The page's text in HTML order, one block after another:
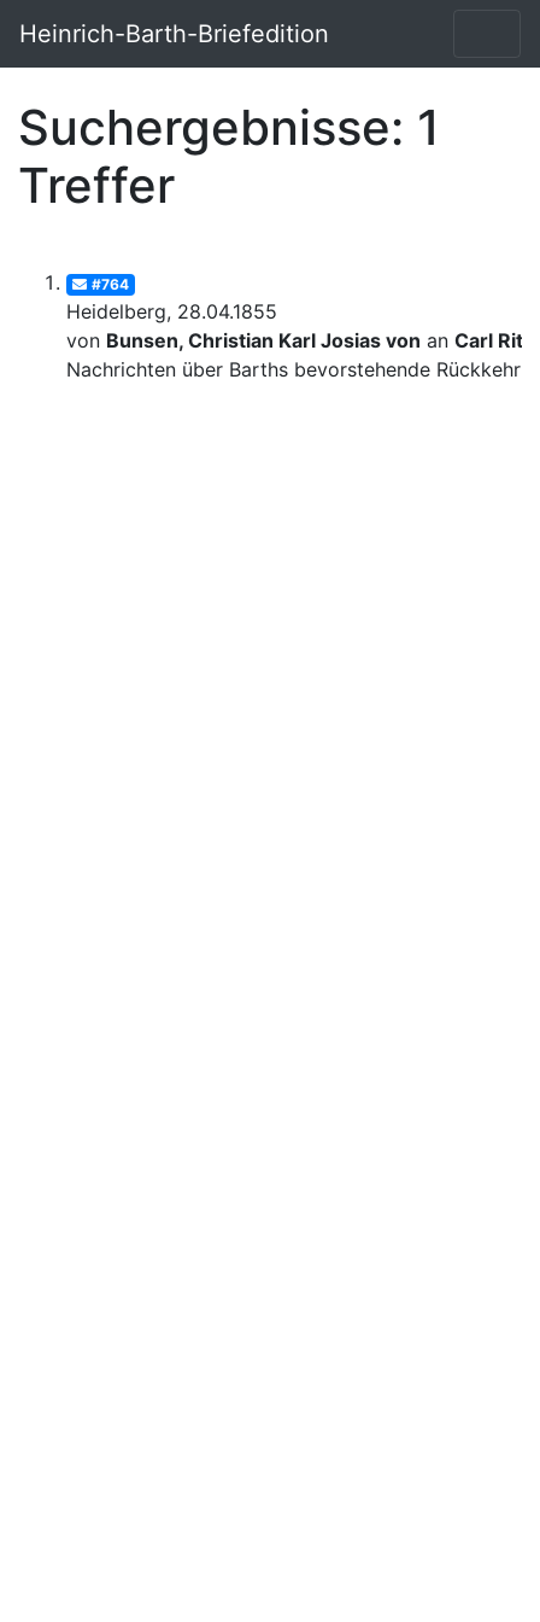
Heinrich-Barth-Briefedition
Suchergebnisse: 1
Treffer
#764
Heidelberg, 28.04.1855
von Bunsen, Christian Karl Josias von an Carl
Nachrichten über Barths bevorstehende Rückkehr